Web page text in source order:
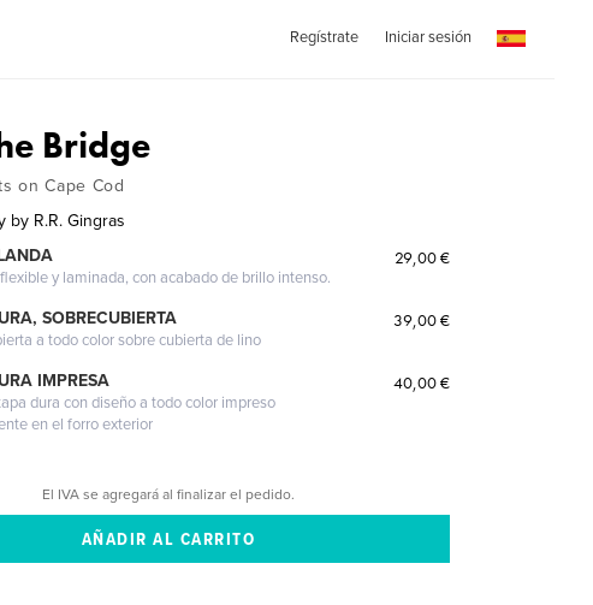
Regístrate Iniciar sesión
Bridge
on Cape Cod
by R.R. Gingras
y laminada, con acabado de brillo intenso.
29,00 €
SOBRECUBIERTA
a todo color sobre cubierta de lino
39,00 €
IMPRESA
dura con diseño a todo color impreso
en el forro exterior
40,00 €
El IVA se agregará al finalizar el pedido.